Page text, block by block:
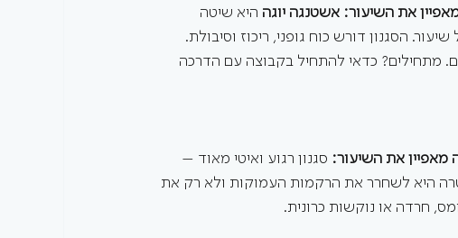
את השיעור: אשטנגה יוגה היא שיטה
הסגנון דורש כוח גופני, ריכוז וסיבולת.
מתחילים? כדאי להתחיל בקבוצה עם הדרכה
מאפיין את השיעור: סגנון רגוע ואיטי מאוד –
תנוחה מוחזקת 3–5 דקות, כשהמטרה היא לשחרר את הרקמות העמוקות ולא רק את
חרדה או נוקשות כרונית.